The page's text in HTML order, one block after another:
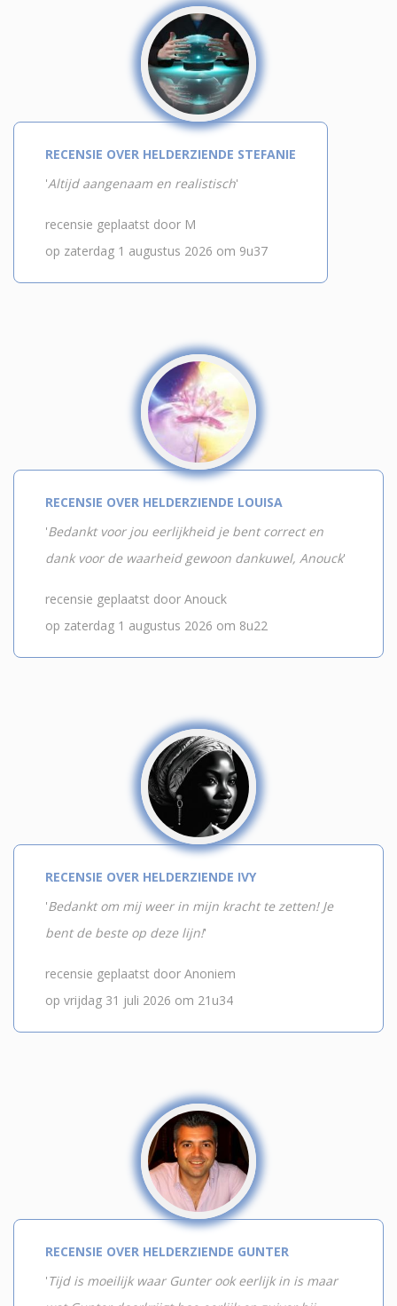
RECENSIE OVER HELDERZIENDE STEFANIE
'Altijd aangenaam en realistisch'
recensie geplaatst door M
op zaterdag 1 augustus 2026 om 9u37
RECENSIE OVER HELDERZIENDE LOUISA
'Bedankt voor jou eerlijkheid je bent correct en
dank voor de waarheid gewoon dankuwel, Anouck'
recensie geplaatst door Anouck
op zaterdag 1 augustus 2026 om 8u22
RECENSIE OVER HELDERZIENDE IVY
'Bedankt om mij weer in mijn kracht te zetten! Je
bent de beste op deze lijn!'
recensie geplaatst door Anoniem
op vrijdag 31 juli 2026 om 21u34
RECENSIE OVER HELDERZIENDE GUNTER
'Tijd is moeilijk waar Gunter ook eerlijk in is maar